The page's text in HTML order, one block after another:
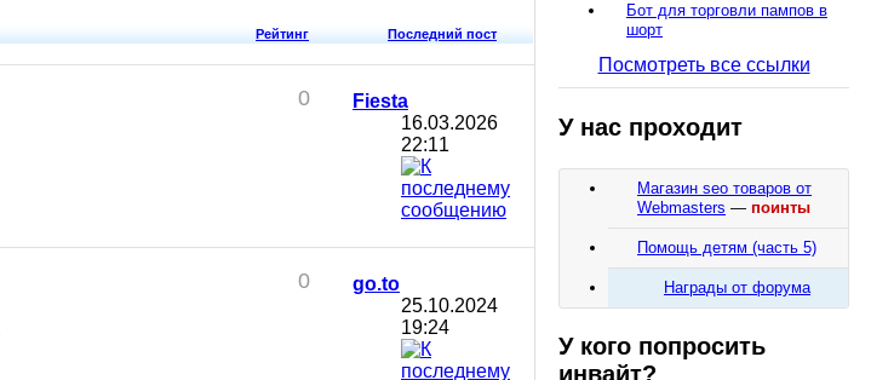
Рейтинг Последний пост
0
Fiesta
16.03.2026
22:11
0
go.to
25.10.2024
19:24
Бот для торговли пампов в
шорт
Посмотреть все ссылки
У нас проходит
Магазин seo товаров от
Webmasters — поинты
Помощь детям (часть 5)
Награды от форума
У кого попросить
инвайт?